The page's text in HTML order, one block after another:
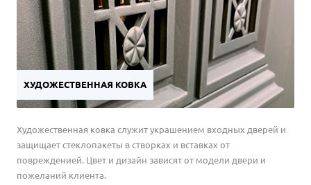
ХУДОЖЕСТВЕННАЯ КОВКА
Художественная ковка служит украшением входных дверей и
защищает стеклопакеты в створках и вставках от
поврежденией. Цвет и дизайн зависят от модели двери и
пожеланий клиента.